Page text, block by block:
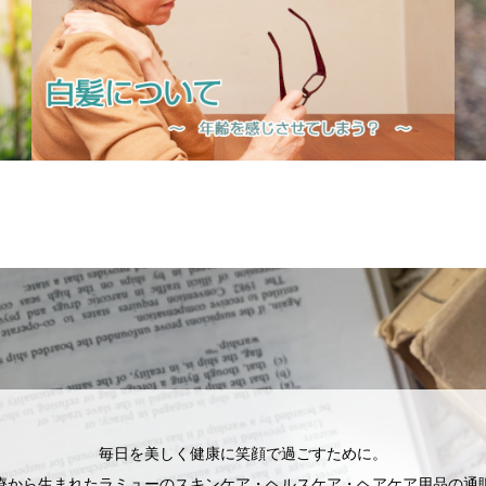
毎日を美しく健康に笑顔で過ごすために。